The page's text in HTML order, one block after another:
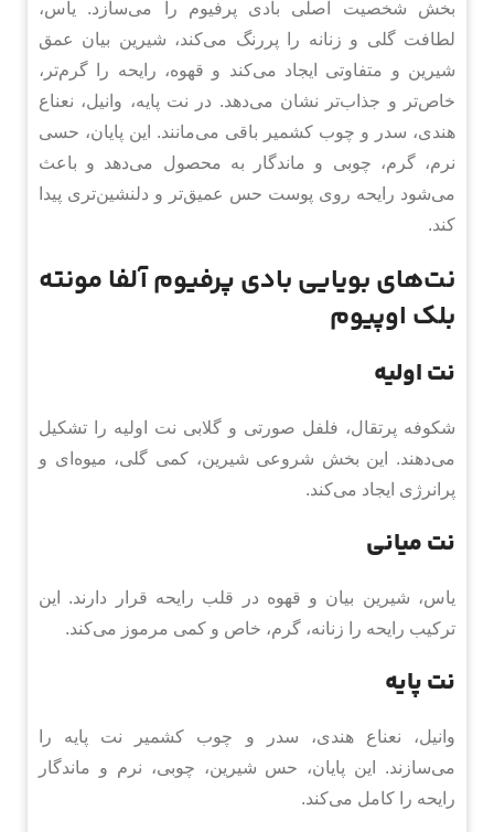
بخش شخصیت اصلی بادی پرفیوم را می‌سازد. یاس،
لطافت گلی و زنانه را پررنگ می‌کند، شیرین بیان عمق
شیرین و متفاوتی ایجاد می‌کند و قهوه، رایحه را گرم‌تر،
خاص‌تر و جذاب‌تر نشان می‌دهد. در نت پایه، وانیل، نعناع
هندی، سدر و چوب کشمیر باقی می‌مانند. این پایان، حسی
نرم، گرم، چوبی و ماندگار به محصول می‌دهد و باعث
می‌شود رایحه روی پوست حس عمیق‌تر و دلنشین‌تری پیدا
کند.
نت‌های بویایی بادی پرفیوم آلفا مونته
بلک اوپیوم
نت اولیه
شکوفه پرتقال، فلفل صورتی و گلابی نت اولیه را تشکیل
می‌دهند. این بخش شروعی شیرین، کمی گلی، میوه‌ای و
پرانرژی ایجاد می‌کند.
نت میانی
یاس، شیرین بیان و قهوه در قلب رایحه قرار دارند. این
ترکیب رایحه را زنانه، گرم، خاص و کمی مرموز می‌کند.
نت پایه
وانیل، نعناع هندی، سدر و چوب کشمیر نت پایه را
می‌سازند. این پایان، حس شیرین، چوبی، نرم و ماندگار
رایحه را کامل می‌کند.